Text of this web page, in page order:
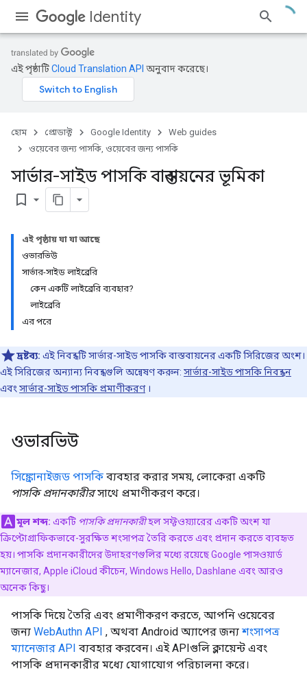
Identity
এই পৃষ্ঠাটিCloud Translation API অনুবাদ করেছে।
হোম প্রোডাক্ট Google Identity
Web guides
ওয়েবের জন্য পাসকি, ওয়েবের জন্য পাসকি
সার্ভার-সাইড পাসকি বাস্তবায়নের ভূমিকা
bookmark_border
এই পৃষ্ঠায় যা যা আছে
ওভারভিউ
সার্ভার-সাইড লাইব্রেরি
কেন একটি লাইব্রেরি ব্যবহার?
লাইব্রেরি
এর পরে
দ্রষ্টব্য: এই নিবন্ধটি সার্ভার-সাইড পাসকি বাস্তবায়নের একটি সিরিজের অংশ।
এই সিরিজের অন্যান্য নিবন্ধগুলি অন্বেষণ করুন: সার্ভার-সাইড পাসকি নিবন্ধন
এবং সার্ভার-সাইড পাসকি প্রমাণীকরণ।
ওভারভিউ
সিঙ্ক্রোনাইজড পাসকি ব্যবহার করার সময়, লোকেরা একটি
পাসকি প্রদানকারীরসাথে প্রমাণীকরণ করে।
মূল শব্দ: একটি পাসকি প্রদানকারীহল সফ্টওয়্যারের একটি অংশ যা
ক্রিপ্টোগ্রাফিকভাবে-সুরক্ষিত শংসাপত্র তৈরি করতে এবং প্রদান করতে ব্যবহৃত
হয়। পাসকি প্রদানকারীদের উদাহরণগুলির মধ্যে রয়েছে Google পাসওয়ার্ড
ম্যানেজার, Apple iCloud কীচেন, Windows Hello, Dashlane এবং আরও
অনেক কিছু।
পাসকি দিয়ে তৈরি এবং প্রমাণীকরণ করতে, আপনি ওয়েবের
জন্য WebAuthn API , অথবা Android অ্যাপের জন্যশংসাপত্র
ম্যানেজার API ব্যবহার করবেন। এই APIগুলি ক্লায়েন্ট এবং
পাসকি প্রদানকারীর মধ্যে যোগাযোগ পরিচালনা করে।